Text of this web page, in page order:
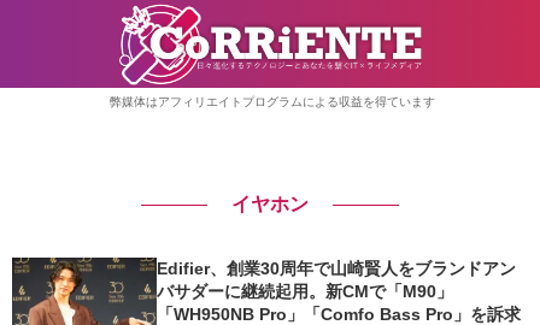
弊媒体はアフィリエイトプログラムによる収益を得ています
イヤホン
Edifier、創業30周年で山崎賢人をブランドアン
バサダーに継続起用。新CMで「M90」
「WH950NB Pro」「Comfo Bass Pro」を訴求